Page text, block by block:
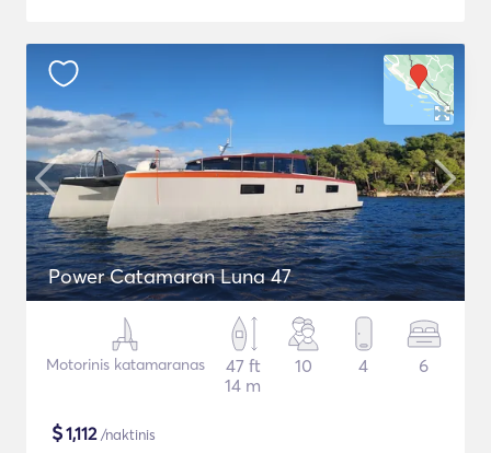
Power Catamaran Luna 47
Motorinis katamaranas
47 ft
14 m
10 4 6
$1,112/naktinis